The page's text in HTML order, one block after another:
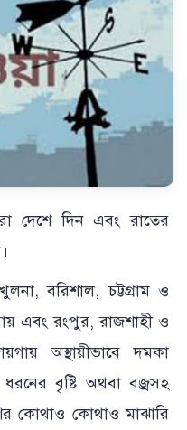
দেশে দিন এবং রাতের
বরিশাল, চট্টগ্রাম ও
এবং রংপুর, রাজশাহী ও
অস্থায়ীভাবে দমকা
বৃষ্টি অথবা বজ্রসহ
কোথাও কোথাও মাঝারি